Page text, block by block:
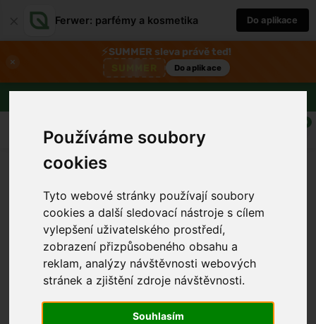
Používáme soubory
cookies
Tyto webové stránky používají soubory
cookies a další sledovací nástroje s cílem
vylepšení uživatelského prostředí,
zobrazení přizpůsobeného obsahu a
reklam, analýzy návštěvnosti webových
stránek a zjištění zdroje návštěvnosti.
Souhlasím
Ferwer: parfémy a kosmetika Do aplikace
×
⚡SUMMER sleva právě teď!
Do aplikace
0